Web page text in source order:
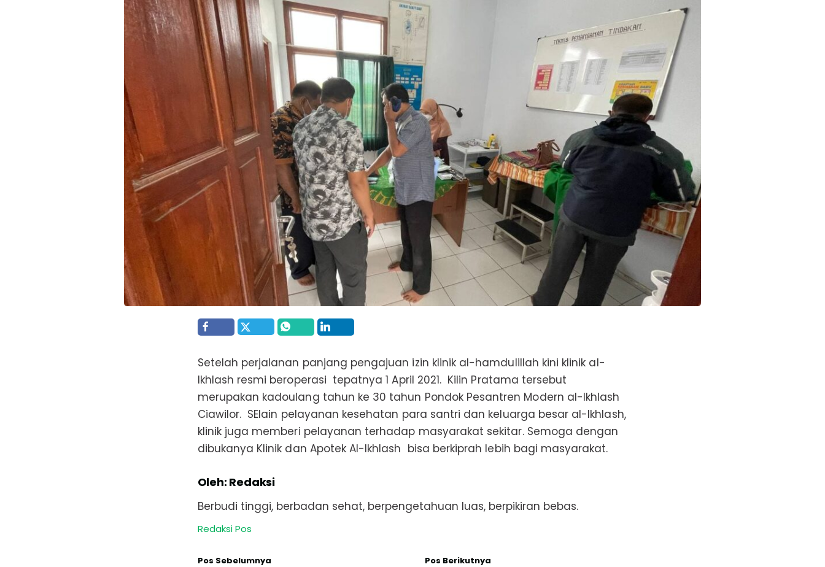
Setelah perjalanan panjang pengajuan izin klinik al-hamdulillah kini klinik al-
Ikhlash resmi beroperasi tepatnya 1 April 2021. Kilin Pratama tersebut
merupakan kadoulang tahun ke 30 tahun Pondok Pesantren Modern al-Ikhlash
Ciawilor. SElain pelayanan kesehatan para santri dan keluarga besar al-Ikhlash,
klinik juga memberi pelayanan terhadap masyarakat sekitar. Semoga dengan
dibukanya Klinik dan Apotek Al-Ikhlash bisa berkiprah lebih bagi masyarakat.
Oleh: Redaksi
Berbudi tinggi, berbadan sehat, berpengetahuan luas, berpikiran bebas.
Redaksi Pos
Pos Sebelumnya Pos Berikutnya